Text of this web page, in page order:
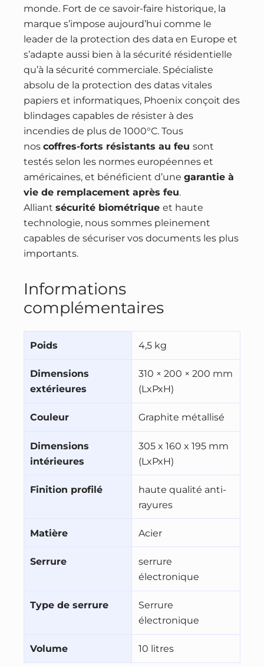
monde. Fort de ce savoir-faire historique, la
marque s’impose aujourd’hui comme le
leader de la protection des data en Europe et
s’adapte aussi bien à la sécurité résidentielle
qu’à la sécurité commerciale. Spécialiste
absolu de la protection des datas vitales
papiers et informatiques, Phoenix conçoit des
blindages capables de résister à des
incendies de plus de 1000°C. Tous
nos coffres-forts résistants au feu sont
testés selon les normes européennes et
américaines, et bénéficient d’une garantie à
vie de remplacement après feu.
Alliant sécurité biométrique et haute
technologie, nous sommes pleinement
capables de sécuriser vos documents les plus
importants.
Informations
complémentaires
Poids 4,5 kg
Dimensions
extérieures
310 × 200 × 200 mm
(LxPxH)
Couleur Graphite métallisé
Dimensions
intérieures
305 x 160 x 195 mm
(LxPxH)
Finition profilé
haute qualité anti-
rayures
Matière Acier
Serrure
serrure
électronique
Type de serrure
Serrure
électronique
Volume 10 litres